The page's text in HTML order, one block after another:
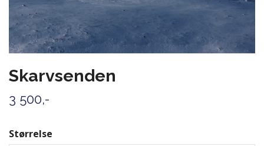
Skarvsenden
3 500,-
Størrelse